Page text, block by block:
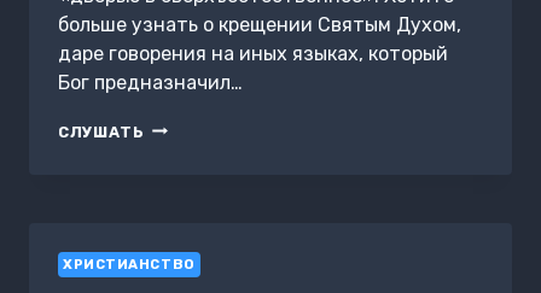
больше узнать о крещении Святым Духом,
даре говорения на иных языках, который
Бог предназначил…
СЛУШАТЬ КРЕЩЕНИЕ
ХРИСТИАНСТВО